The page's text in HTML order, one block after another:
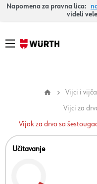
Napomena za pravna lica:
videli
Vijci i
Vijci za
Vijak za drvo sa
Učitavanje